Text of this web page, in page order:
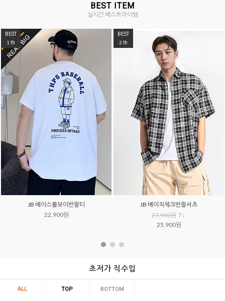
BEST ITEM
실시간 베스트아이템
BEST
1 th
JB 베이스볼보이반팔티
22,900원
BEST
2 th
JB 베이직체크반팔셔츠
27,900원 7 ↓
25,900원
초저가 직수입
ALL TOP BOTTOM